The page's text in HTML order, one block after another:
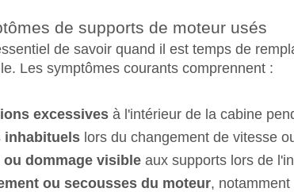
de supports de moteur usés
de savoir quand il est temps de
Les symptômes courants comprennent :
excessives à l'intérieur de la cabine
inhabituels lors du changement de vitesse
ou dommage visible aux supports lors de
ou secousses du moteur,